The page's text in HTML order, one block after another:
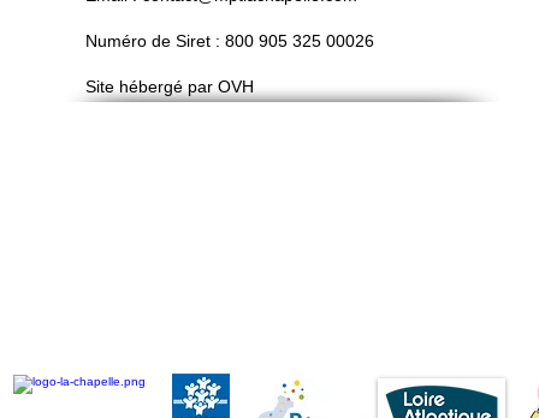
Numéro de Siret : 800 905 325 00026
Site hébergé par OVH